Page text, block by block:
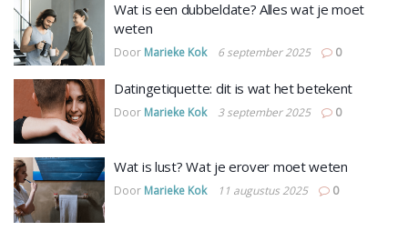
Wat is een dubbeldate? Alles wat je moet
weten
Door Marieke Kok 6 september 2025 0
Datingetiquette: dit is wat het betekent
Door Marieke Kok 3 september 2025 0
Wat is lust? Wat je erover moet weten
Door Marieke Kok 11 augustus 2025 0